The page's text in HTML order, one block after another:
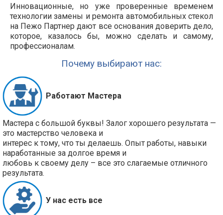
Инновационные, но уже проверенные временем
технологии замены и ремонта автомобильных стекол
на Пежо Партнер дают все основания доверить дело,
которое, казалось бы, можно сделать и самому,
профессионалам.
Почему выбирают нас:
Работают Мастера
Мастера с большой буквы! Залог хорошего результата —
это мастерство человека и
интерес к тому, что ты делаешь. Опыт работы, навыки
наработанные за долгое время и
любовь к своему делу – все это слагаемые отличного
результата.
У нас есть все